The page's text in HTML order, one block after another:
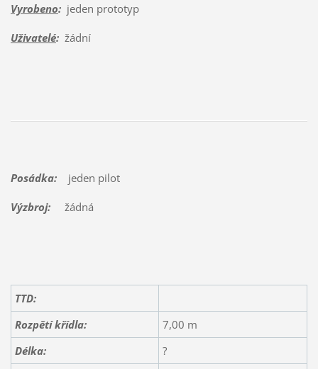
Vyrobeno:jeden prototyp
Uživatelé:žádní
Posádka:jeden pilot
Výzbroj:žádná
TTD:
Rozpětí křídla:
7,00 m
Délka:
?